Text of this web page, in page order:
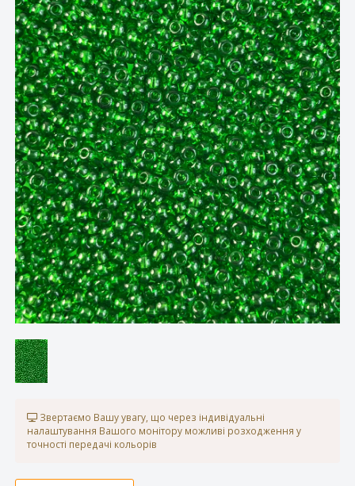
Звертаємо Вашу увагу, що через індивідуальні
налаштування Вашого монітору можливі розходження у
точності передачі кольорів